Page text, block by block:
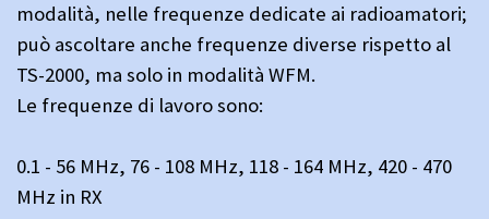
modalità, nelle frequenze dedicate ai radioamatori;
può ascoltare anche frequenze diverse rispetto al
TS-2000, ma solo in modalità WFM.
Le frequenze di lavoro sono:
0.1 - 56 MHz, 76 - 108 MHz, 118 - 164 MHz, 420 - 470
MHz in RX